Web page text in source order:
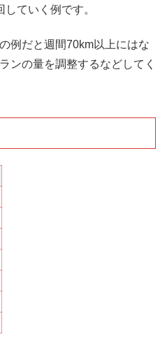
ていく例です。
例だと週間70km以上にはな
ンの量を調整するなどしてく